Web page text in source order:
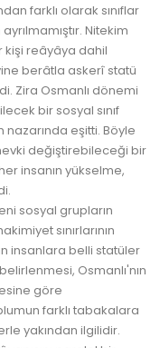
farklı olarak sınıflar
Nitekim
kişi reâyâya dahil
berâtla askerî statü
Zira Osmanlı dönemi
bir sosyal sınıf
nazarında eşitti. Böyle
değiştirebileceği bir
insanın yükselme,
sosyal grupların
sınırlarının
insanlara belli statüler
Osmanlı'nın
göre
farklı tabakalara
yakından ilgilidir.